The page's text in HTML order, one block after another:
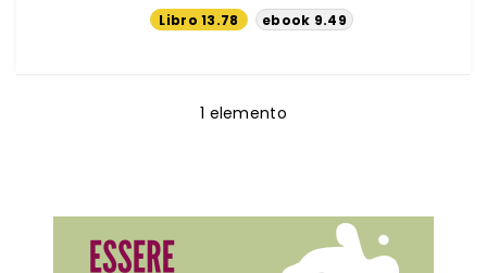
Libro 13.78
ebook 9.49
1 elemento